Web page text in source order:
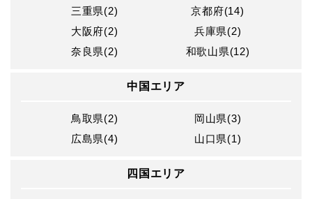
三重県(2)
京都府(14)
大阪府(2)
兵庫県(2)
奈良県(2)
和歌山県(12)
中国エリア
鳥取県(2)
岡山県(3)
広島県(4)
山口県(1)
四国エリア